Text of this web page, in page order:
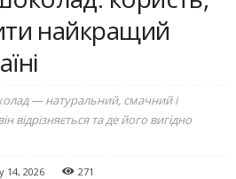
найкращий
— натуральний, смачний і
відрізняється та де його вигідно
14, 2026 271